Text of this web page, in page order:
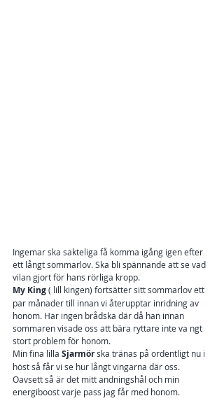
Ingemar ska sakteliga få komma igång igen efter
ett långt sommarlov. Ska bli spännande att se vad
vilan gjort för hans rörliga kropp.
My King ( lill kingen) fortsätter sitt sommarlov ett
par månader till innan vi återupptar inridning av
honom. Har ingen brådska där då han innan
sommaren visade oss att bära ryttare inte va ngt
stort problem för honom.
Min fina lilla Sjarmör ska tränas på ordentligt nu i
höst så får vi se hur långt vingarna där oss.
Oavsett så är det mitt andningshål och min
energiboost varje pass jag får med honom.